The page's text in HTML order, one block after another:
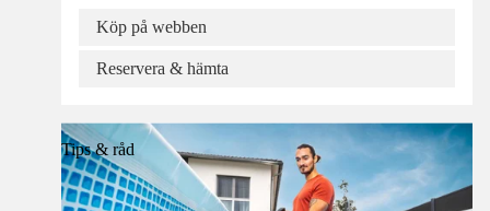
Köp på webben
Reservera & hämta
Tips & råd